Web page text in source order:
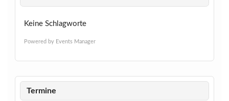
Keine Schlagworte
Powered by Events Manager
Termine